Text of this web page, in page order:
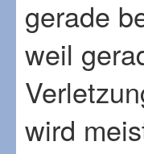
gerade
weil
wird